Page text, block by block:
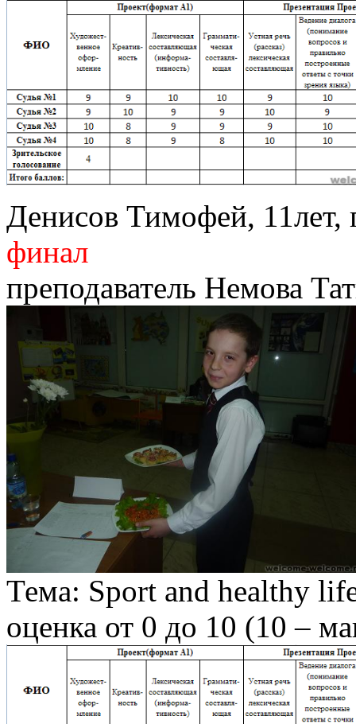
Денисов Тимофей, 11лет,
финал
преподаватель Немова
Тема: Sport and healthy
оценка от 0 до 10 (10 –